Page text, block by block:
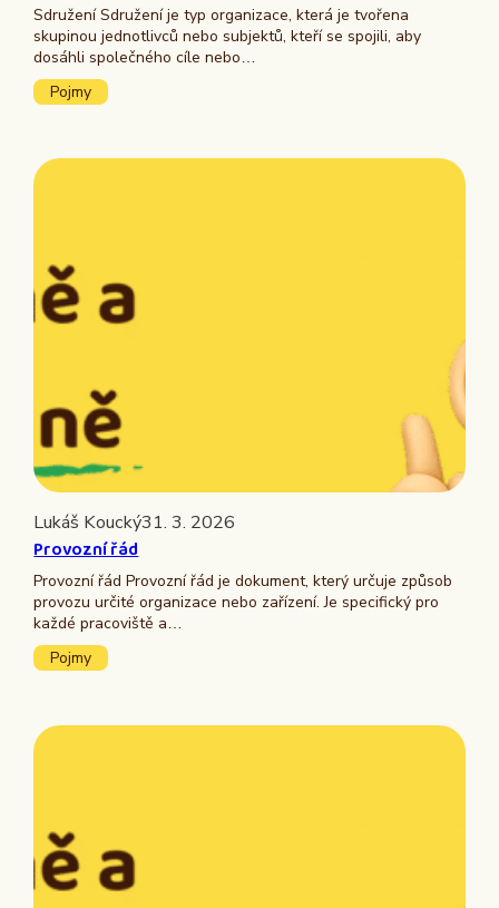
Sdružení Sdružení je typ organizace, která je tvořena
skupinou jednotlivců nebo subjektů, kteří se spojili, aby
dosáhli společného cíle nebo…
Pojmy
Lukáš Koucký31. 3. 2026
Provozní řád
Provozní řád Provozní řád je dokument, který určuje způsob
provozu určité organizace nebo zařízení. Je specifický pro
každé pracoviště a…
Pojmy